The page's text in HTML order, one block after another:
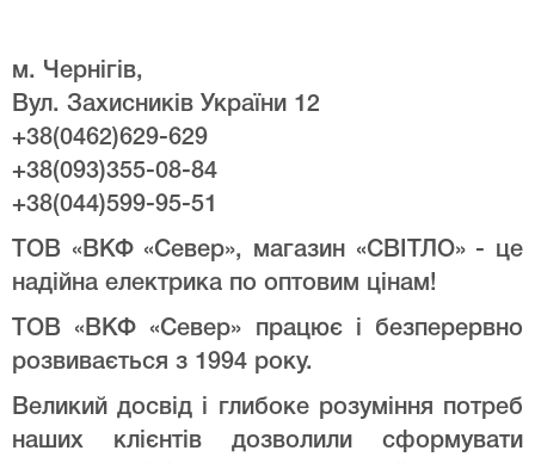
м. Чернігів,
Вул. Захисників України 12
+38(0462)629-629
+38(093)355-08-84
+38(044)599-95-51
ТОВ «ВКФ «Север», магазин «СВІТЛО» - це
надійна електрика по оптовим цінам!
ТОВ «ВКФ «Север» працює і безперервно
розвивається з 1994 року.
Великий досвід і глибоке розуміння потреб
наших клієнтів дозволили сформувати